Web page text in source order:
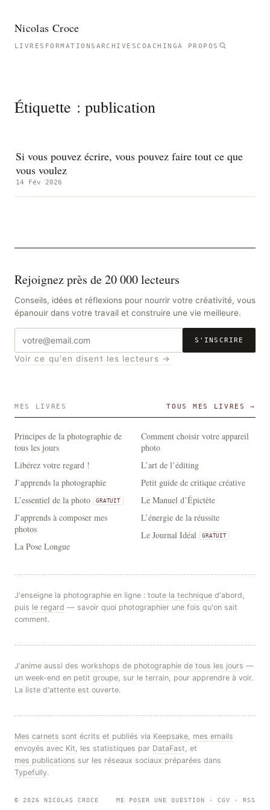
Nicolas Croce
LIVRES FORMATIONS ARCHIVESCOACHINGÀ PROPOS
Étiquette : publication
Si vous pouvez écrire, vous pouvez faire tout ce que
vous voulez
14 Fév 2026
Rejoignez près de 20 000 lecteurs
Conseils, idées et réflexions pour nourrir votre créativité, vous
épanouir dans votre travail et construire une vie meilleure.
Adresse
e-
mail
S'INSCRIRE
Voir ce qu'en disent les lecteurs →
MES LIVRES TOUS MES LIVRES →
Principes de la photographie de
tous les jours
Libérez votre regard !
J’apprends la photographie
L’essentiel de la photo
GRATUIT
J’apprends à composer mes
photos
La Pose Longue
Comment choisir votre appareil
photo
L’art de l’éditing
Petit guide de critique créative
Le Manuel d’Épictète
L’énergie de la réussite
Le Journal Idéal
GRATUIT
J'enseigne la photographie en ligne : toute la technique d'abord,
puis le regard — savoir quoi photographier une fois qu'on sait
comment.
J'anime aussi des workshops de photographie de tous les jours —
un week-end en petit groupe, sur le terrain, pour apprendre à voir.
La liste d'attente est ouverte.
Mes carnets sont écrits et publiés via Keepsake, mes emails
envoyés avec Kit, les statistiques par DataFast, et
mes publications sur les réseaux sociaux préparées dans
Typefully.
© 2026 NICOLAS CROCE ME POSER UNE QUESTION · CGV · RSS